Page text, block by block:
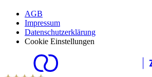
AGB
Impressum
Datenschutzerklärung
Cookie Einstellungen